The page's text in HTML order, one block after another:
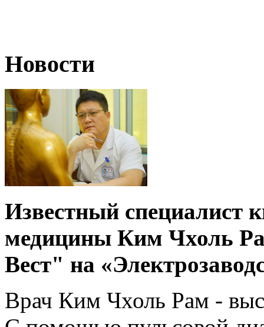
Новости
Известный специалист
медицины Ким Чхоль
Вест" на
Врач Ким Чхоль Рам -